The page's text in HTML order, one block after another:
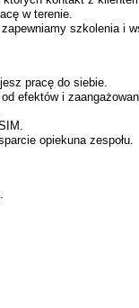
w terenie.
szkolenia i
pracę do siebie.
efektów i
opiekuna zespołu.